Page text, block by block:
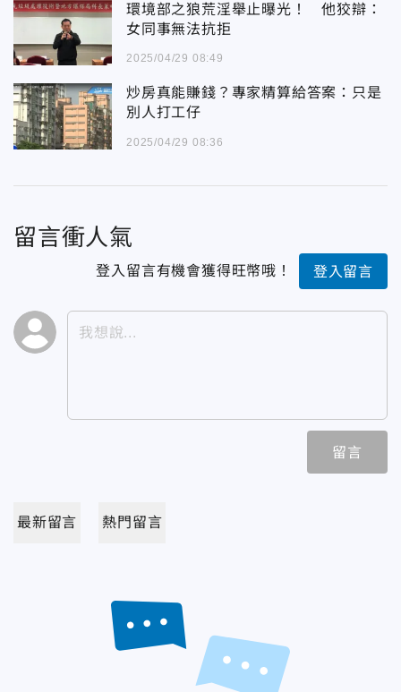
環境部之狼荒淫舉止曝光！ 他狡辯：
女同事無法抗拒
2025/04/29 08:49
炒房真能賺錢？專家精算給答案：只是
別人打工仔
2025/04/29 08:36
留言衝人氣
登入留言有機會獲得旺幣哦！ 登入留言
留言
最新留言 熱門留言